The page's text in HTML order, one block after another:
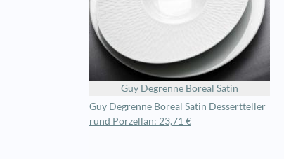
Guy Degrenne Boreal Satin
Guy Degrenne Boreal Satin Dessertteller
rund Porzellan: 23,71 €